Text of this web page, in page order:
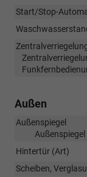
Start/Stop-
Außen
Außenspiegel
Hintertür (Art)
Scheiben,